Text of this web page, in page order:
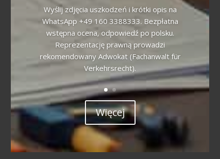
Wyślij zdjęcia uszkodzeń i krótki opis na
WhatsApp +49 160 3388333. Bezpłatna
wstępna ocena, odpowiedź po polsku.
Reprezentację prawną prowadzi
rekomendowany Adwokat (Fachanwalt für
Verkehrsrecht).
Więcej